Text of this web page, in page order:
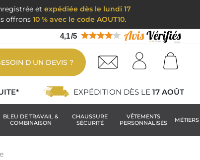
etexpédiée dès le lundi 17
offrons 10 % avec le code AOUT10.
4,1/5
D'UN DEVIS ?
EXPÉDITION DÈS LE 17 AOÛT
BLEU DE TRAVAIL &
COMBINAISON
CHAUSSURE
SÉCURITÉ
VÊTEMENTS
PERSONNALISÉS
MÉTIERS